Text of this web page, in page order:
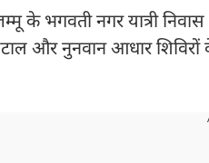
के भगवती नगर यात्री
और नुनवान आधार शिविरों